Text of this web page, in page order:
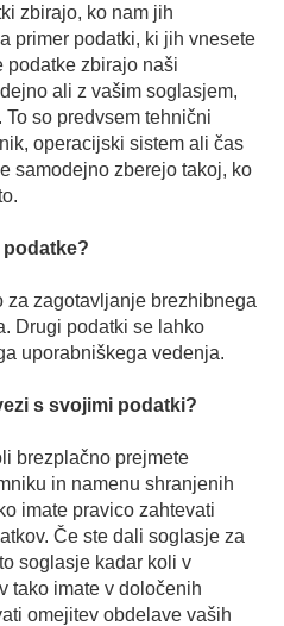
zbirajo, ko nam jih
primer podatki, ki jih vnesete
podatke zbirajo naši
ali z vašim soglasjem,
so predvsem tehnični
operacijski sistem ali čas
samodejno zberejo takoj, ko
za zagotavljanje brezhibnega
Drugi podatki se lahko
uporabniškega vedenja.
s svojimi podatki?
brezplačno prejmete
in namenu shranjenih
imate pravico zahtevati
Če ste dali soglasje za
soglasje kadar koli v
tako imate v določenih
omejitev obdelave vaših